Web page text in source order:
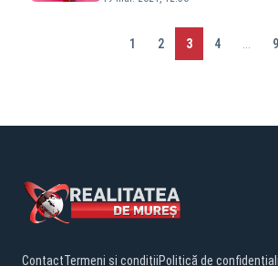
1 2 3 4 9
ContactTermeni și condițiiPolitică de